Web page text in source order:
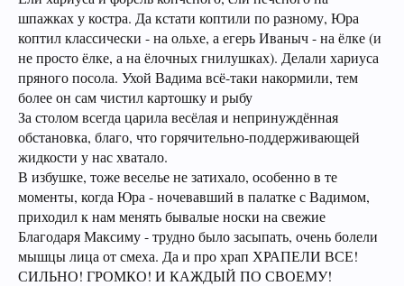
шпажках у костра. Да кстати коптили по разному, Юра
коптил классически - на ольхе, а егерь Иваныч - на ёлке (и
не просто ёлке, а на ёлочных гнилушках). Делали хариуса
пряного посола. Ухой Вадима всё-таки накормили, тем
более он сам чистил картошку и рыбу
За столом всегда царила весёлая и непринуждённая
обстановка, благо, что горячительно-поддерживающей
жидкости у нас хватало.
В избушке, тоже веселье не затихало, особенно в те
моменты, когда Юра - ночевавший в палатке с Вадимом,
приходил к нам менять бывалые носки на свежие
Благодаря Максиму - трудно было засыпать, очень болели
мышцы лица от смеха. Да и про храп ХРАПЕЛИ ВСЕ!
СИЛЬНО! ГРОМКО! И КАЖДЫЙ ПО СВОЕМУ!